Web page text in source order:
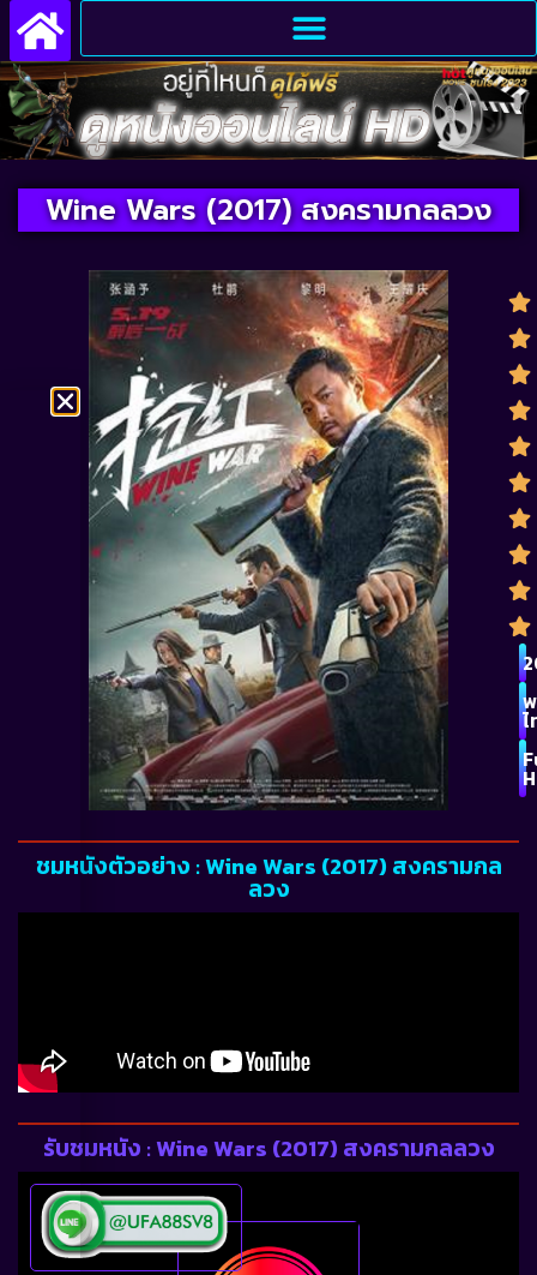
Wine Wars (2017) สงครามกลลวง
ชมหนังตัวอย่าง : Wine Wars (2017) สงครามกล
ลวง
รับชมหนัง : Wine Wars (2017) สงครามกลลวง